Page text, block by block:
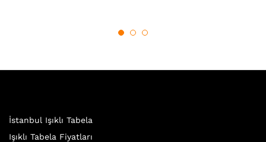
İstanbul Işıklı Tabela
Işıklı Tabela Fiyatları